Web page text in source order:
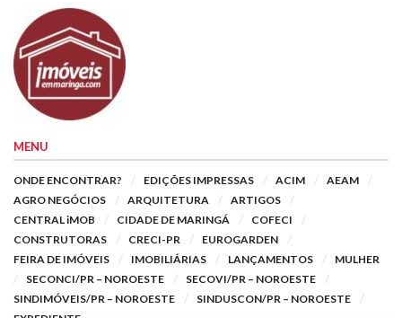
MENU
ONDE ENCONTRAR? EDIÇÕES IMPRESSAS ACIM
AEAM
AGRO NEGÓCIOS
ARQUITETURA
ARTIGOS
CENTRAL iMOB
CIDADE DE MARINGÁ
COFECI
CONSTRUTORAS
CRECI-PR
EUROGARDEN
FEIRA DE IMÓVEIS
IMOBILIÁRIAS LANÇAMENTOS
MULHER
SECONCI/PR – NOROESTE
SECOVI/PR – NOROESTE
SINDIMÓVEIS/PR – NOROESTE
SINDUSCON/PR – NOROESTE